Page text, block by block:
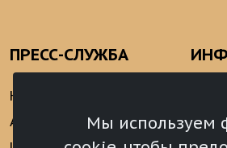
Мы используем
ПРЕСС-СЛУЖБА
Новости
Анонсы